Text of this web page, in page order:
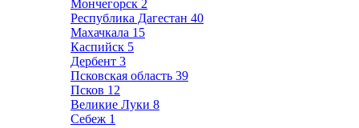
Мончегорск 2
Республика Дагестан 40
Махачкала 15
Каспийск 5
Дербент 3
Псковская область 39
Псков 12
Великие Луки 8
Себеж 1